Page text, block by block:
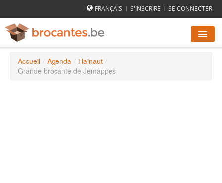
FRANÇAIS | S'INSCRIRE | SE CONNECTER
AGENDA DES BROCANTES
Accueil / Agenda / Hainaut /
Grande brocante de Jemappes